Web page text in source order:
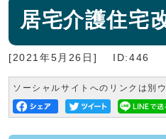
居宅介護住宅
[2021年5月26日] ID:446
ソーシャルサイトへのリンクは別